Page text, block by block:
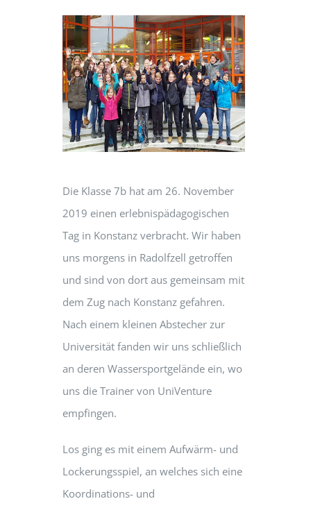
Die Klasse 7b hat am 26. November
2019 einen erlebnispädagogischen
Tag in Konstanz verbracht. Wir haben
uns morgens in Radolfzell getroffen
und sind von dort aus gemeinsam mit
dem Zug nach Konstanz gefahren.
Nach einem kleinen Abstecher zur
Universität fanden wir uns schließlich
an deren Wassersportgelände ein, wo
uns die Trainer von UniVenture
empfingen.
Los ging es mit einem Aufwärm- und
Lockerungsspiel, an welches sich eine
Koordinations- und